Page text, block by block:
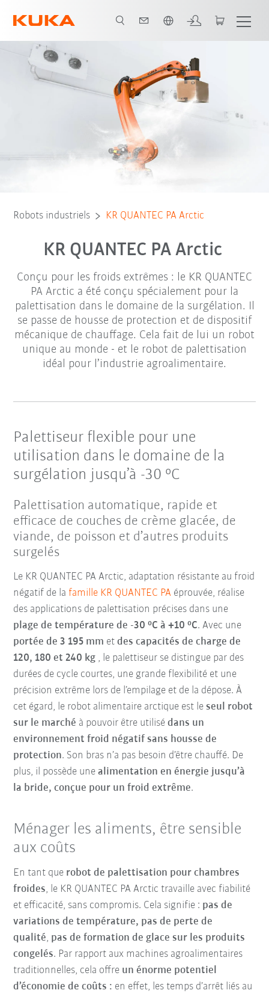
Advantages Caractéristiques techniques Contact
Robots industriels KR QUANTEC PA Arctic
KR QUANTEC PA Arctic
Conçu pour les froids extrêmes : le KR QUANTEC
PA Arctic a été conçu spécialement pour la
palettisation dans le domaine de la surgélation. Il
se passe de housse de protection et de dispositif
mécanique de chauffage. Cela fait de lui un robot
unique au monde - et le robot de palettisation
idéal pour l’industrie agroalimentaire.
Palettiseur flexible pour une
utilisation dans le domaine de la
surgélation jusqu’à -30 °C
Palettisation automatique, rapide et
efficace de couches de crème glacée, de
viande, de poisson et d’autres produits
surgelés
Le KR QUANTEC PA Arctic, adaptation résistante au froid
négatif de la famille KR QUANTEC PA éprouvée, réalise
des applications de palettisation précises dans une
plage de température de -30 °C à +10 °C. Avec une
portée de 3 195 mm et des capacités de charge de
120, 180 et 240 kg , le palettiseur se distingue par des
durées de cycle courtes, une grande flexibilité et une
précision extrême lors de l’empilage et de la dépose. À
cet égard, le robot alimentaire arctique est leseul robot
sur le marché à pouvoir être utilisédans un
environnement froid négatif sans housse de
protection. Son bras n’a pas besoin d’être chauffé. De
plus, il possède une alimentation en énergie jusqu’à
la bride, conçue pour un froid extrême.
Ménager les aliments, être sensible
aux coûts
En tant que robot de palettisation pour chambres
froides, le KR QUANTEC PA Arctic travaille avec fiabilité
et efficacité, sans compromis. Cela signifie : pas de
variations de température, pas de perte de
qualité, pas de formation de glace sur les produits
congelés. Par rapport aux machines agroalimentaires
traditionnelles, cela offre un énorme potentiel
d’économie de coûts : en effet, les temps d’arrêt liés au